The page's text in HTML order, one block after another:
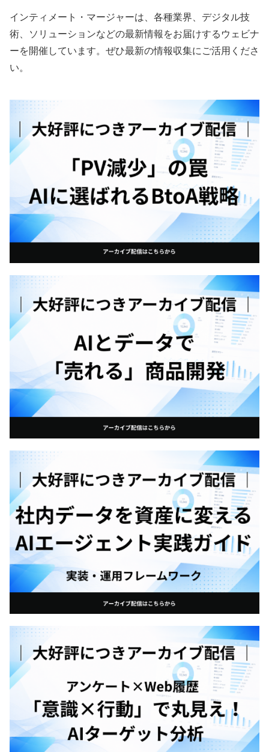
インティメート・マージャーは、各種業界、デジタル技
術、ソリューションなどの最新情報をお届けするウェビナ
ーを開催しています。ぜひ最新の情報収集にご活用くださ
い。